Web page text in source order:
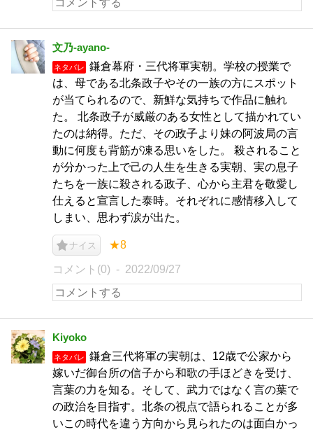
文乃-ayano-
ネタバレ
鎌倉幕府・三代将軍実朝。学校の授業で
は、母である北条政子やその一族の方にスポット
が当てられるので、新鮮な気持ちで作品に触れ
た。 北条政子が威厳のある女性として描かれてい
たのは納得。ただ、その政子より妹の阿波局の言
動に何度も背筋が凍る思いをした。 殺されること
が分かった上で己の人生を生きる実朝、実の息子
たちを一族に殺される政子、心から主君を敬愛し
仕えると宣言した泰時。それぞれに感情移入して
しまい、思わず涙が出た。
ナイス ★8
コメント(0) 2022/09/27
Kiyoko
ネタバレ
鎌倉三代将軍の実朝は、12歳で公家から
嫁いだ御台所の信子から和歌の手ほどきを受け、
言葉の力を知る。そして、武力ではなく言の葉で
の政治を目指す。北条の視点で語られることが多
いこの時代を違う方向から見られたのは面白かっ